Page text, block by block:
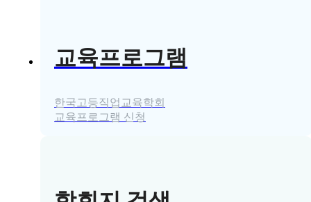
교육프로그램
한국고등직업교육학회
교육프로그램 신청